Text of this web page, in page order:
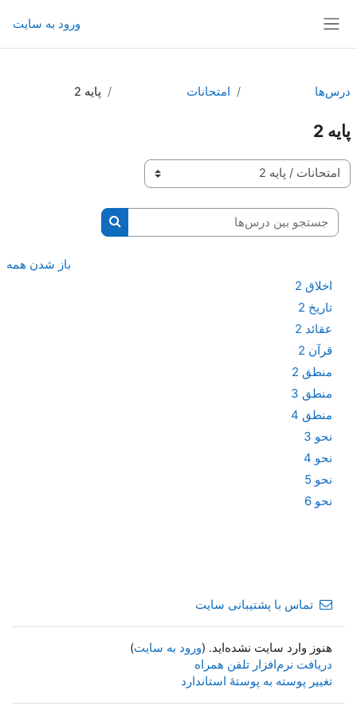
ورود به سایت
درس‌ها امتحانات پايه 2
پايه 2
طبقه‌های درسی
جستجو بین درس‌ها
جستجو بین درس‌ها
باز شدن همه
اخلاق 2
تاريخ 2
عقائد 2
قرآن 2
منطق 2
منطق 3
منطق 4
نحو 3
نحو 4
نحو 5
نحو 6
تماس با پشتیبانی سایت
هنوز وارد سایت نشده‌اید. (ورود به سایت)
دریافت نرم‌افزار تلفن همراه
تغییر پوسته به پوستهٔ استاندارد